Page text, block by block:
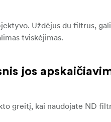
Uždėjus du filtrus,
tviskėjimas.
jos
greitį, kai naudojate ND